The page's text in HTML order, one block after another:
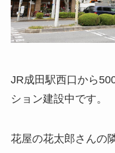
JR成田駅西口から
ション建設中です。
花屋の花太郎さんの